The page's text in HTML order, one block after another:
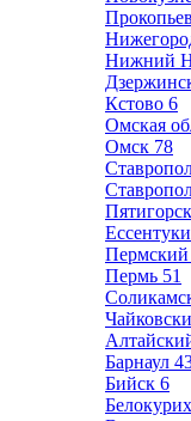
Нижний
Кстово 6
Омская
Омск 78
Пятигорск
Ессентуки
Пермский
Пермь 51
Барнаул
Бийск 6